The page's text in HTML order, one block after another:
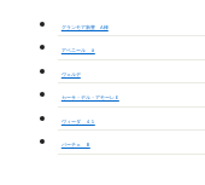
グランモア新豊 A棟
アベニール Ａ
ヴェルデ
カーサ・デル・アモーレＥ
ヴィーダ ４１
パーチェ Ｂ